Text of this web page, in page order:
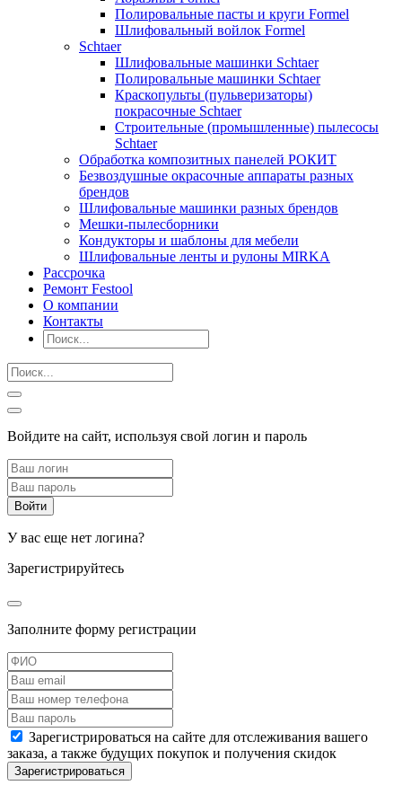
Полировальные пасты и круги Formel
Шлифовальный войлок Formel
Schtaer
Шлифовальные машинки Schtaer
Полировальные машинки Schtaer
Краскопульты (пульверизаторы)
покрасочные Schtaer
Строительные (промышленные) пылесосы
Schtaer
Обработка композитных панелей РОКИТ
Безвоздушные окрасочные аппараты разных
брендов
Шлифовальные машинки разных брендов
Мешки-пылесборники
Кондукторы и шаблоны для мебели
Шлифовальные ленты и рулоны MIRKA
Рассрочка
Ремонт Festool
О компании
Контакты
Войдите на сайт, используя свой логин и пароль
У вас еще нет логина?
Зарегистрируйтесь
Заполните форму регистрации
Зарегистрироваться на сайте для отслеживания вашего
заказа, а также будущих покупок и получения скидок